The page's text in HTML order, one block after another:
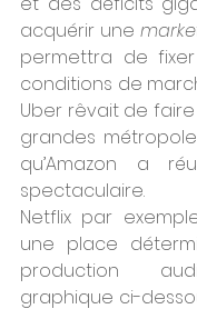
acquérir une
permettra de
conditions de
Uber rêvait de
grandes
qu’Amazon a
spectaculaire.
Netflix par
une place
production
graphique ci-